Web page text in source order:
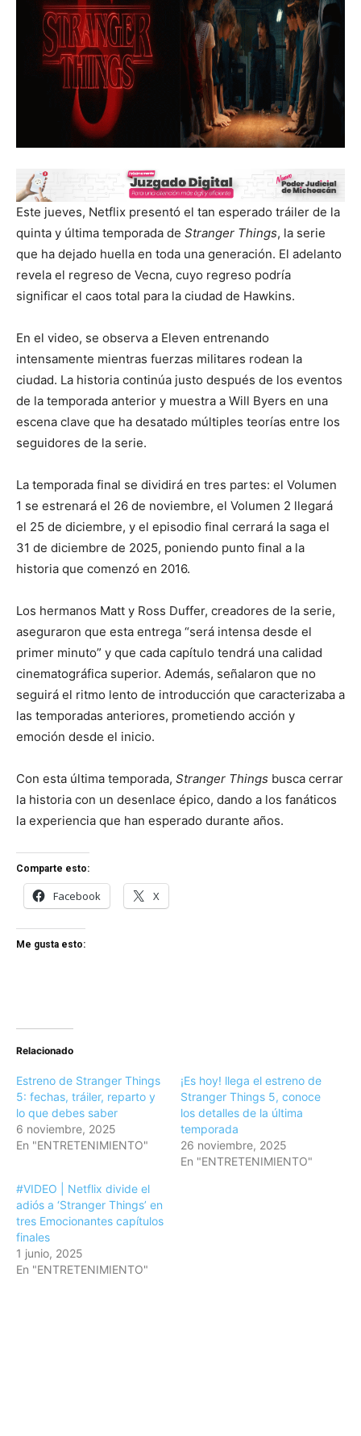
Este jueves, Netflix presentó el tan esperado tráiler de la
quinta y última temporada de Stranger Things, la serie
que ha dejado huella en toda una generación. El adelanto
revela el regreso de Vecna, cuyo regreso podría
significar el caos total para la ciudad de Hawkins.
En el video, se observa a Eleven entrenando
intensamente mientras fuerzas militares rodean la
ciudad. La historia continúa justo después de los eventos
de la temporada anterior y muestra a Will Byers en una
escena clave que ha desatado múltiples teorías entre los
seguidores de la serie.
La temporada final se dividirá en tres partes: el Volumen
1 se estrenará el 26 de noviembre, el Volumen 2 llegará
el 25 de diciembre, y el episodio final cerrará la saga el
31 de diciembre de 2025, poniendo punto final a la
historia que comenzó en 2016.
Los hermanos Matt y Ross Duffer, creadores de la serie,
aseguraron que esta entrega “será intensa desde el
primer minuto” y que cada capítulo tendrá una calidad
cinematográfica superior. Además, señalaron que no
seguirá el ritmo lento de introducción que caracterizaba a
las temporadas anteriores, prometiendo acción y
emoción desde el inicio.
Con esta última temporada, Stranger Things busca cerrar
la historia con un desenlace épico, dando a los fanáticos
la experiencia que han esperado durante años.
Comparte esto:
Facebook X
Me gusta esto:
Relacionado
Estreno de Stranger Things
5: fechas, tráiler, reparto y
lo que debes saber
6 noviembre, 2025
En "ENTRETENIMIENTO"
¡Es hoy! llega el estreno de
Stranger Things 5, conoce
los detalles de la última
temporada
26 noviembre, 2025
En "ENTRETENIMIENTO"
#VIDEO | Netflix divide el
adiós a ‘Stranger Things’ en
tres Emocionantes capítulos
finales
1 junio, 2025
En "ENTRETENIMIENTO"